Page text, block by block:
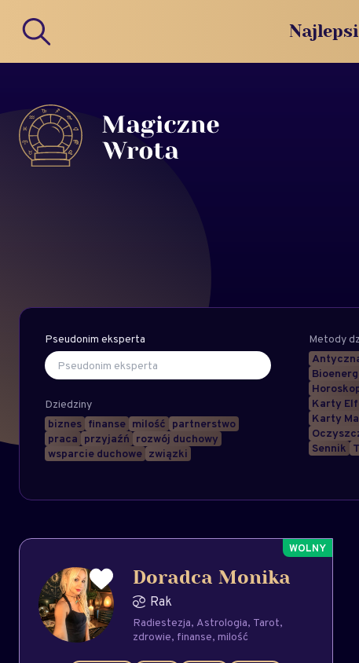
Pseudonim eksperta
Dziedziny
biznes finanse milość partnerstwo
praca przyjaźń rozwój duchowy
wsparcie duchowe związki
Metody
Karty
Karty
Sennik
Doradca Monika
Rak
Radiestezja Astrologia Tarot
zdrowie finanse milość